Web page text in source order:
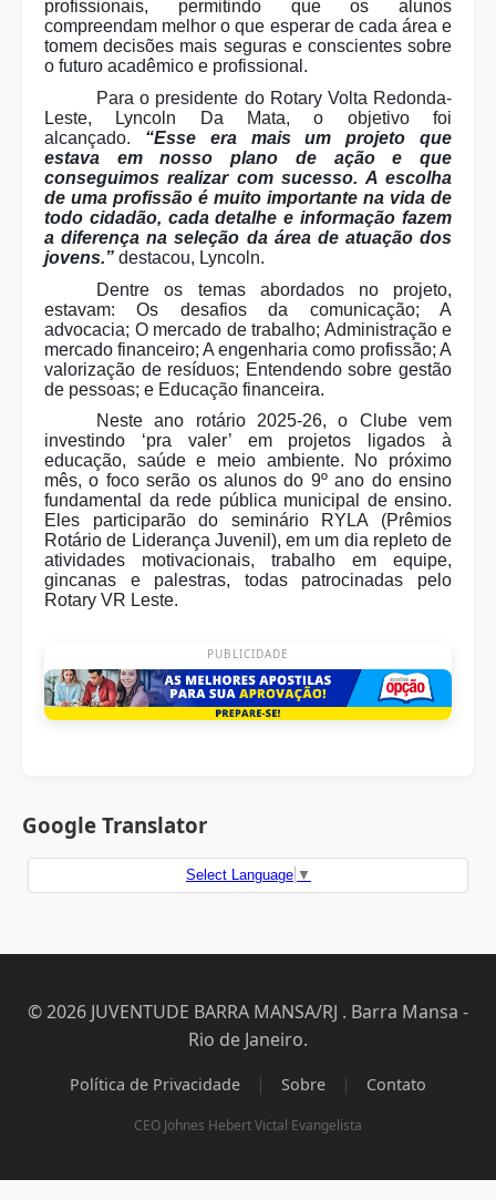
profissionais, permitindo que os alunos
compreendam melhor o que esperar de cada área e
tomem decisões mais seguras e conscientes sobre
o futuro acadêmico e profissional.
Para o presidente do Rotary Volta Redonda-
Leste, Lyncoln Da Mata, o objetivo foi
alcançado. “Esse era mais um projeto que
estava em nosso plano de ação e que
conseguimos realizar com sucesso. A escolha
de uma profissão é muito importante na vida de
todo cidadão, cada detalhe e informação fazem
a diferença na seleção da área de atuação dos
jovens.” destacou, Lyncoln.
Dentre os temas abordados no projeto,
estavam: Os desafios da comunicação; A
advocacia; O mercado de trabalho; Administração e
mercado financeiro; A engenharia como profissão; A
valorização de resíduos; Entendendo sobre gestão
de pessoas; e Educação financeira.
Neste ano rotário 2025-26, o Clube vem
investindo ‘pra valer’ em projetos ligados à
educação, saúde e meio ambiente. No próximo
mês, o foco serão os alunos do 9º ano do ensino
fundamental da rede pública municipal de ensino.
Eles participarão do seminário RYLA (Prêmios
Rotário de Liderança Juvenil), em um dia repleto de
atividades motivacionais, trabalho em equipe,
gincanas e palestras, todas patrocinadas pelo
Rotary VR Leste.
PUBLICIDADE
Google Translator
Select Language ▼
© 2026 JUVENTUDE BARRA MANSA/RJ . Barra Mansa -
Rio de Janeiro.
Política de Privacidade | Sobre | Contato
CEO Johnes Hebert Victal Evangelista